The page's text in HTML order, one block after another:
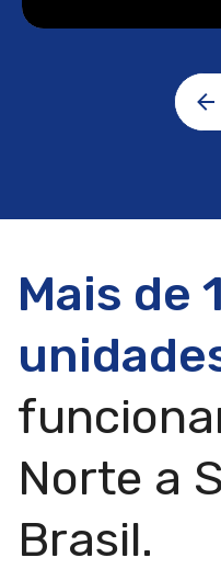
Mais de
Norte a
Brasil.